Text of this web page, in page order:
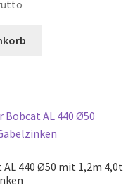
440 Ø50 mit 1,2m 4,0t